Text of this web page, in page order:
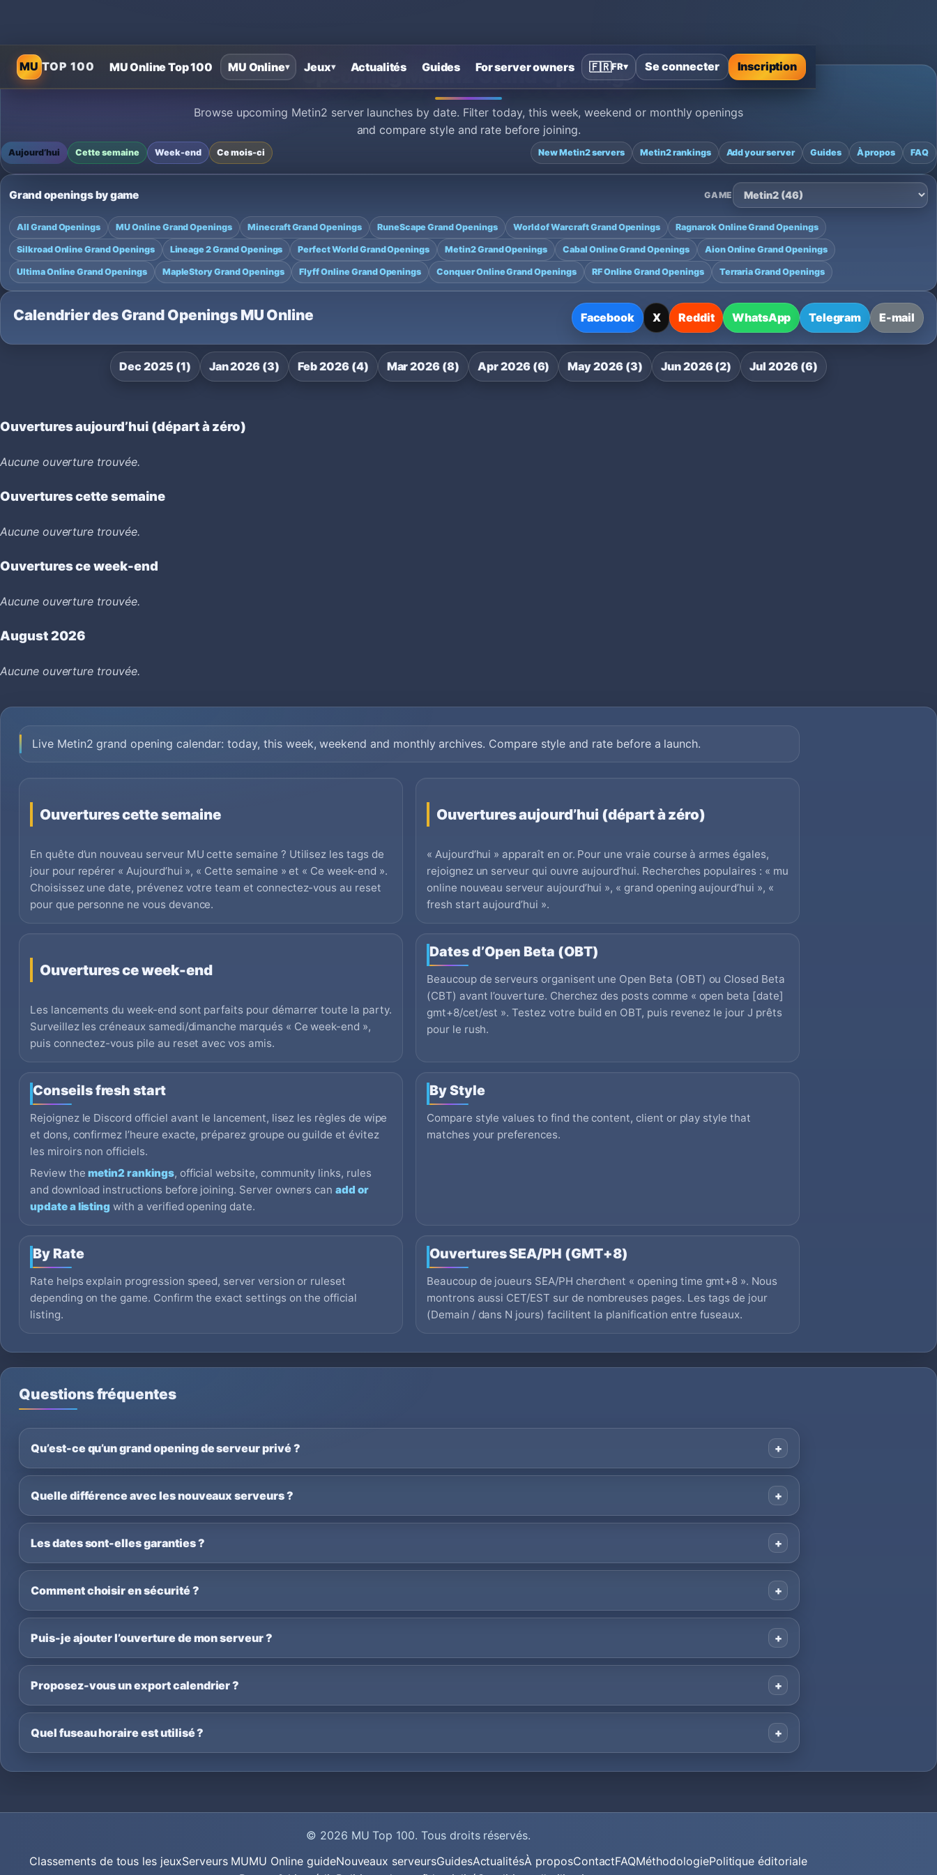
MUTOP 100 MU Online Top 100 MU Online▾ Jeux▾ Actualités Guides For server owners 🇫🇷FR▾ Se connecter Inscription
Upcoming Metin2 Grand Openings
Browse upcoming Metin2 server launches by date. Filter today, this week, weekend or monthly openings
and compare style and rate before joining.
Aujourd’hui Cette semaine Week-end Ce mois-ci New Metin2 servers Metin2 rankings Add your server Guides À propos FAQ
Grand openings by game GAME
All Grand Openings MU Online Grand Openings Minecraft Grand Openings RuneScape Grand Openings World of Warcraft Grand Openings Ragnarok Online Grand Openings
Silkroad Online Grand Openings Lineage 2 Grand Openings Perfect World Grand Openings Metin2 Grand Openings Cabal Online Grand Openings Aion Online Grand Openings
Ultima Online Grand Openings MapleStory Grand Openings Flyff Online Grand Openings Conquer Online Grand Openings RF Online Grand Openings Terraria Grand Openings
Calendrier des Grand Openings MU Online Facebook X Reddit WhatsApp Telegram E-mail
Dec 2025 (1) Jan 2026 (3) Feb 2026 (4) Mar 2026 (8) Apr 2026 (6) May 2026 (3) Jun 2026 (2) Jul 2026 (6)
Ouvertures aujourd’hui (départ à zéro)
Aucune ouverture trouvée.
Ouvertures cette semaine
Aucune ouverture trouvée.
Ouvertures ce week-end
Aucune ouverture trouvée.
August 2026
Aucune ouverture trouvée.
Live Metin2 grand opening calendar: today, this week, weekend and monthly archives. Compare style and rate before a launch.
Ouvertures cette semaine
En quête d’un nouveau serveur MU cette semaine ? Utilisez les tags de
jour pour repérer « Aujourd’hui », « Cette semaine » et « Ce week-end ».
Choisissez une date, prévenez votre team et connectez-vous au reset
pour que personne ne vous devance.
Ouvertures aujourd’hui (départ à zéro)
« Aujourd’hui » apparaît en or. Pour une vraie course à armes égales,
rejoignez un serveur qui ouvre aujourd’hui. Recherches populaires : « mu
online nouveau serveur aujourd’hui », « grand opening aujourd’hui », «
fresh start aujourd’hui ».
Ouvertures ce week-end
Les lancements du week-end sont parfaits pour démarrer toute la party.
Surveillez les créneaux samedi/dimanche marqués « Ce week-end »,
puis connectez-vous pile au reset avec vos amis.
Dates d’Open Beta (OBT)
Beaucoup de serveurs organisent une Open Beta (OBT) ou Closed Beta
(CBT) avant l’ouverture. Cherchez des posts comme « open beta [date]
gmt+8/cet/est ». Testez votre build en OBT, puis revenez le jour J prêts
pour le rush.
Conseils fresh start
Rejoignez le Discord officiel avant le lancement, lisez les règles de wipe
et dons, confirmez l’heure exacte, préparez groupe ou guilde et évitez
les miroirs non officiels.
Review themetin2 rankings, official website, community links, rules
and download instructions before joining. Server owners canadd or
update a listing with a verified opening date.
By Style
Compare style values to find the content, client or play style that
matches your preferences.
By Rate
Rate helps explain progression speed, server version or ruleset
depending on the game. Confirm the exact settings on the official
listing.
Ouvertures SEA/PH (GMT+8)
Beaucoup de joueurs SEA/PH cherchent « opening time gmt+8 ». Nous
montrons aussi CET/EST sur de nombreuses pages. Les tags de jour
(Demain / dans N jours) facilitent la planification entre fuseaux.
Questions fréquentes
Qu’est-ce qu’un grand opening de serveur privé ?
Quelle différence avec les nouveaux serveurs ?
Les dates sont-elles garanties ?
Comment choisir en sécurité ?
Puis-je ajouter l’ouverture de mon serveur ?
Proposez-vous un export calendrier ?
Quel fuseau horaire est utilisé ?
© 2026 MU Top 100. Tous droits réservés.
Classements de tous les jeuxServeurs MUMU Online guideNouveaux serveursGuidesActualitésÀ proposContactFAQMéthodologiePolitique éditoriale